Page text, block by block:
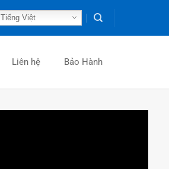
Tiếng Việt
Liên hệ Bảo Hành